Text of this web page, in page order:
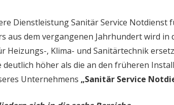
Dienstleistung Sanitär Service Notdienst
aus dem vergangenen Jahrhundert wird in
Heizungs-, Klima- und Sanitärtechnik
höher als die an den früheren
Unternehmens „Sanitär Service